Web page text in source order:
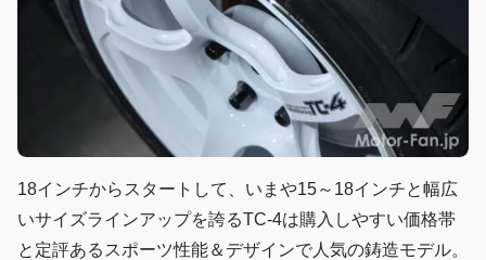
18インチからスタートして、いまや15～18インチと幅広
いサイズラインアップを誇るTC-4は購入しやすい価格帯
と定評あるスポーツ性能＆デザインで人気の鋳造モデル。